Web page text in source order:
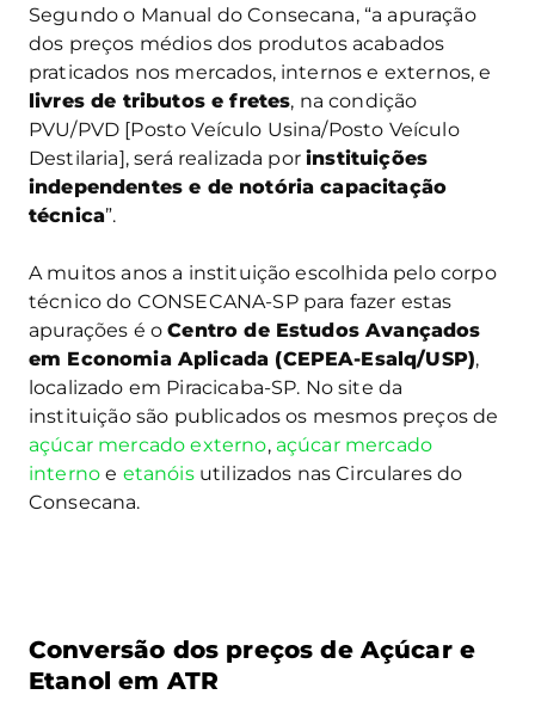
Segundo o Manual do Consecana, “a apuração
dos preços médios dos produtos acabados
praticados nos mercados, internos e externos, e
livres de tributos e fretes, na condição
PVU/PVD [Posto Veículo Usina/Posto Veículo
Destilaria], será realizada porinstituições
independentes e de notória capacitação
técnica”.
A muitos anos a instituição escolhida pelo corpo
técnico do CONSECANA-SP para fazer estas
apurações é oCentro de Estudos Avançados
em Economia Aplicada (CEPEA-Esalq/USP),
localizado em Piracicaba-SP. No site da
instituição são publicados os mesmos preços de
açúcar mercado externo, açúcar mercado
interno e etanóisutilizados nas Circulares do
Consecana.
Conversão dos preços de Açúcar e
Etanol em ATR